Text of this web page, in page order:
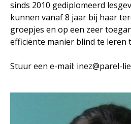
sinds 2010 gediplomeerd
kunnen vanaf 8 jaar bij haar
groepjes en op een zeer
efficiënte manier blind te leren
Stuur een e-mail: inez@parel-